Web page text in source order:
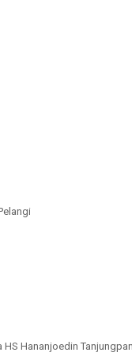
Hananjoedin